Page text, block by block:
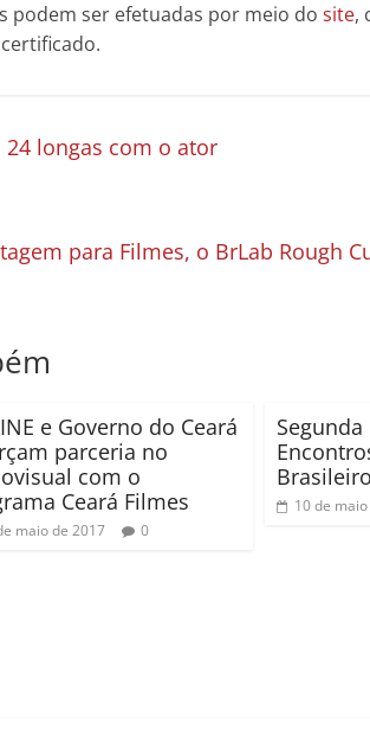
podem ser efetuadas por meio do site,
longas com o ator
para Filmes, o BrLab Rough
e Governo do Ceará
parceria no
com o
Ceará Filmes
maio de 2017 0
10 de